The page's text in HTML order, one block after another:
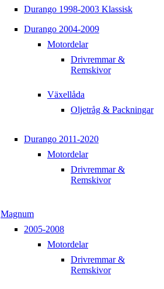
Durango 1998-2003 Klassisk
Durango 2004-2009
Motordelar
Drivremmar &
Remskivor
Växellåda
Oljetråg & Packningar
Durango 2011-2020
Motordelar
Drivremmar &
Remskivor
Magnum
2005-2008
Motordelar
Drivremmar &
Remskivor